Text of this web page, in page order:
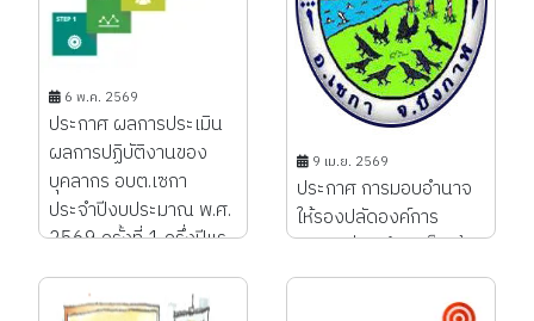
6 พ.ค. 2569
ประกาศ ผลการประเมิน
ผลการปฏิบัติงานของ
บุคลากร อบต.เซกา
ประจำปีงบประมาณ พ.ศ.
2569 ครั้งที่ 1 ครึ่งปีแร...
9 เม.ย. 2569
ประกาศ การมอบอำนาจ
ให้รองปลัดองค์การ
บริหารส่วนตำบลเป็นผู้
ช่วยและปฎิบัติราชการ
แทนปลัดองค์การบริหาร